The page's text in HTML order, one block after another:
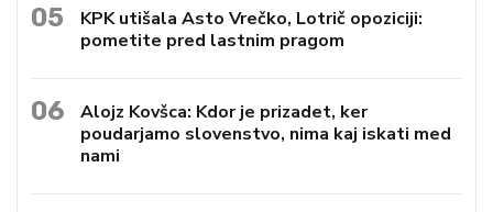
05
KPK utišala Asto Vrečko, Lotrič opoziciji:
pometite pred lastnim pragom
06
Alojz Kovšca: Kdor je prizadet, ker
poudarjamo slovenstvo, nima kaj iskati med
nami